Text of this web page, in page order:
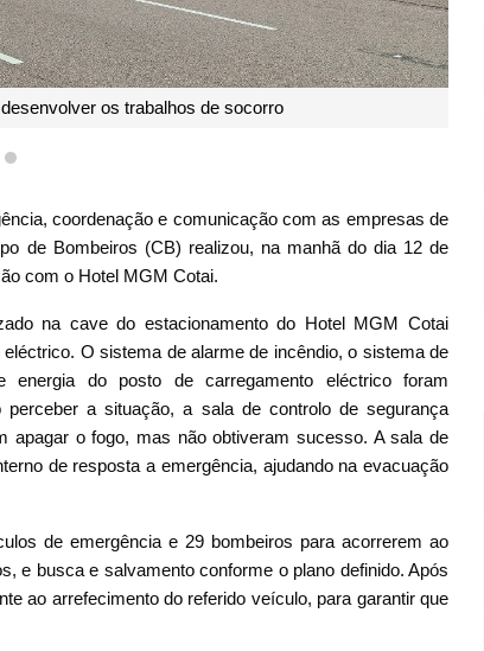
a extinção do fogo e o arrefecimento
3
coordenação e comunicação com as empresas de
de Bombeiros (CB) realizou, na manhã do dia 12 de
com o Hotel MGM Cotai.
na cave do estacionamento do Hotel MGM Cotai
O sistema de alarme de incêndio, o sistema de
do posto de carregamento eléctrico foram
a situação, a sala de controlo de segurança
apagar o fogo, mas não obtiveram sucesso. A sala de
de resposta a emergência, ajudando na evacuação
de emergência e 29 bombeiros para acorrerem ao
e busca e salvamento conforme o plano definido. Após
ao arrefecimento do referido veículo, para garantir que